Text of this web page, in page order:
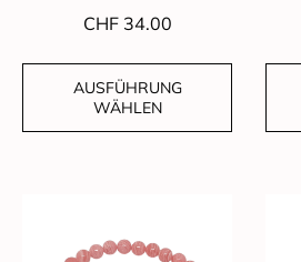
CHF34.00
AUSFÜHRUNG
WÄHLEN